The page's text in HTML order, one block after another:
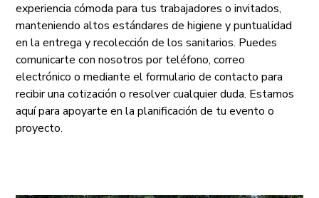
experiencia cómoda para tus trabajadores o invitados,
manteniendo altos estándares de higiene y puntualidad
en la entrega y recolección de los sanitarios. Puedes
comunicarte con nosotros por teléfono, correo
electrónico o mediante el formulario de contacto para
recibir una cotización o resolver cualquier duda. Estamos
aquí para apoyarte en la planificación de tu evento o
proyecto.